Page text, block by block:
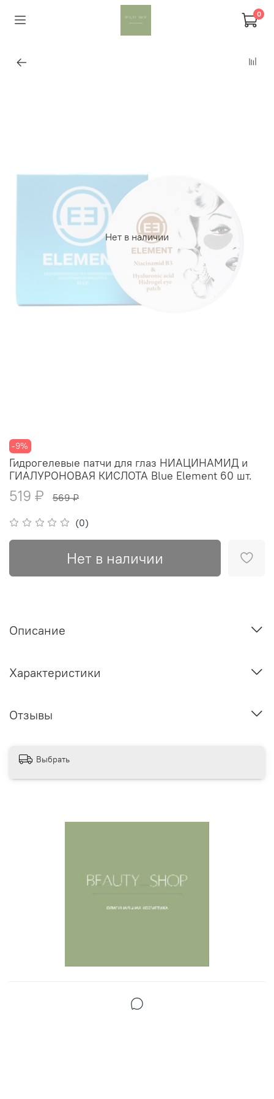
0
Нет в наличии
-9%
(0)
Гидрогелевые патчи для глаз НИАЦИНАМИД и
ГИАЛУРОНОВАЯ КИСЛОТА Blue Element 60 шт.
519 ₽ 569 ₽
Нет в наличии
Описание
Характеристики
Отзывы
Выбрать